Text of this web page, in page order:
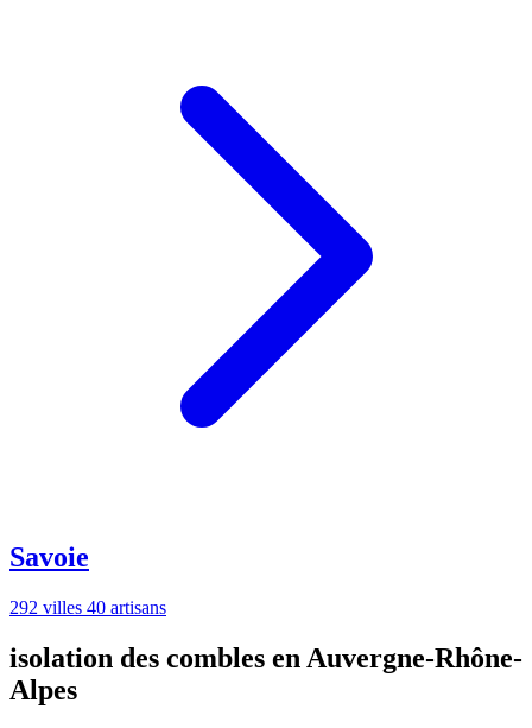
Savoie
292 villes 40 artisans
isolation des combles en Auvergne-Rhône-
Alpes